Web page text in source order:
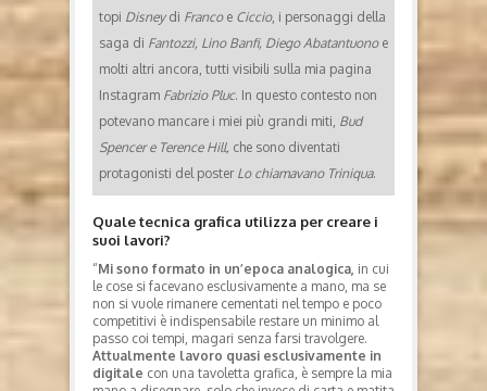
topi Disney di Franco e Ciccio, i personaggi della
saga di Fantozzi, Lino Banfi, Diego Abatantuonoe
molti altri ancora, tutti visibili sulla mia pagina
Instagram Fabrizio Pluc. In questo contesto non
potevano mancare i miei più grandi miti, Bud
Spencer e Terence Hill, che sono diventati
protagonisti del poster Lo chiamavano Triniqua.
Quale tecnica grafica utilizza per creare i
suoi lavori?
“Mi sono formato in un’epoca analogica, in cui
le cose si facevano esclusivamente a mano, ma se
non si vuole rimanere cementati nel tempo e poco
competitivi è indispensabile restare un minimo al
passo coi tempi, magari senza farsi travolgere.
Attualmente lavoro quasi esclusivamente in
digitale con una tavoletta grafica, è sempre la mia